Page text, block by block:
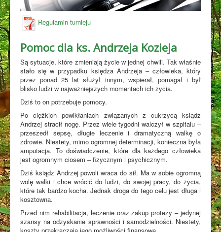
Regulamin turnieju
Pomoc dla ks. Andrzeja Kozieja
Są sytuacje, które zmieniają życie w jednej chwili. Tak właśnie
stało się w przypadku księdza Andrzeja – człowieka, który
przez ponad 25 lat służył innym, wspierał, pomagał i był
blisko ludzi w najważniejszych momentach ich życia.
Dziś to on potrzebuje pomocy.
Po ciężkich powikłaniach związanych z cukrzycą ksiądz
Andrzej stracił nogę. Przez wiele tygodni walczył w szpitalu –
przeszedł sepsę, długie leczenie i dramatyczną walkę o
zdrowie. Niestety, mimo ogromnej determinacji, konieczna była
amputacja. To doświadczenie, które dla każdego człowieka
jest ogromnym ciosem – fizycznym i psychicznym.
Dziś ksiądz Andrzej powoli wraca do sił. Ma w sobie ogromną
wolę walki i chce wrócić do ludzi, do swojej pracy, do życia,
które tak bardzo kocha. Jednak droga do tego celu jest długa i
kosztowna.
Przed nim rehabilitacja, leczenie oraz zakup protezy – jedynej
szansy na odzyskanie sprawności i samodzielności. Niestety,